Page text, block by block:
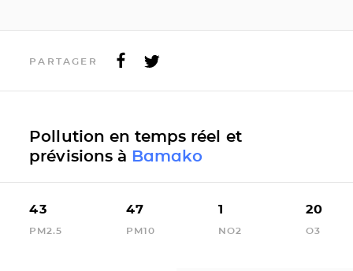
PARTAGER
Pollution en temps réel et
prévisions à Bamako
43
PM2.5
47
PM10
1
NO2
20
O3